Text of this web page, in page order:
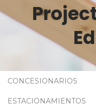
CONCESIONARIOS
ESTACIONAMIENTOS